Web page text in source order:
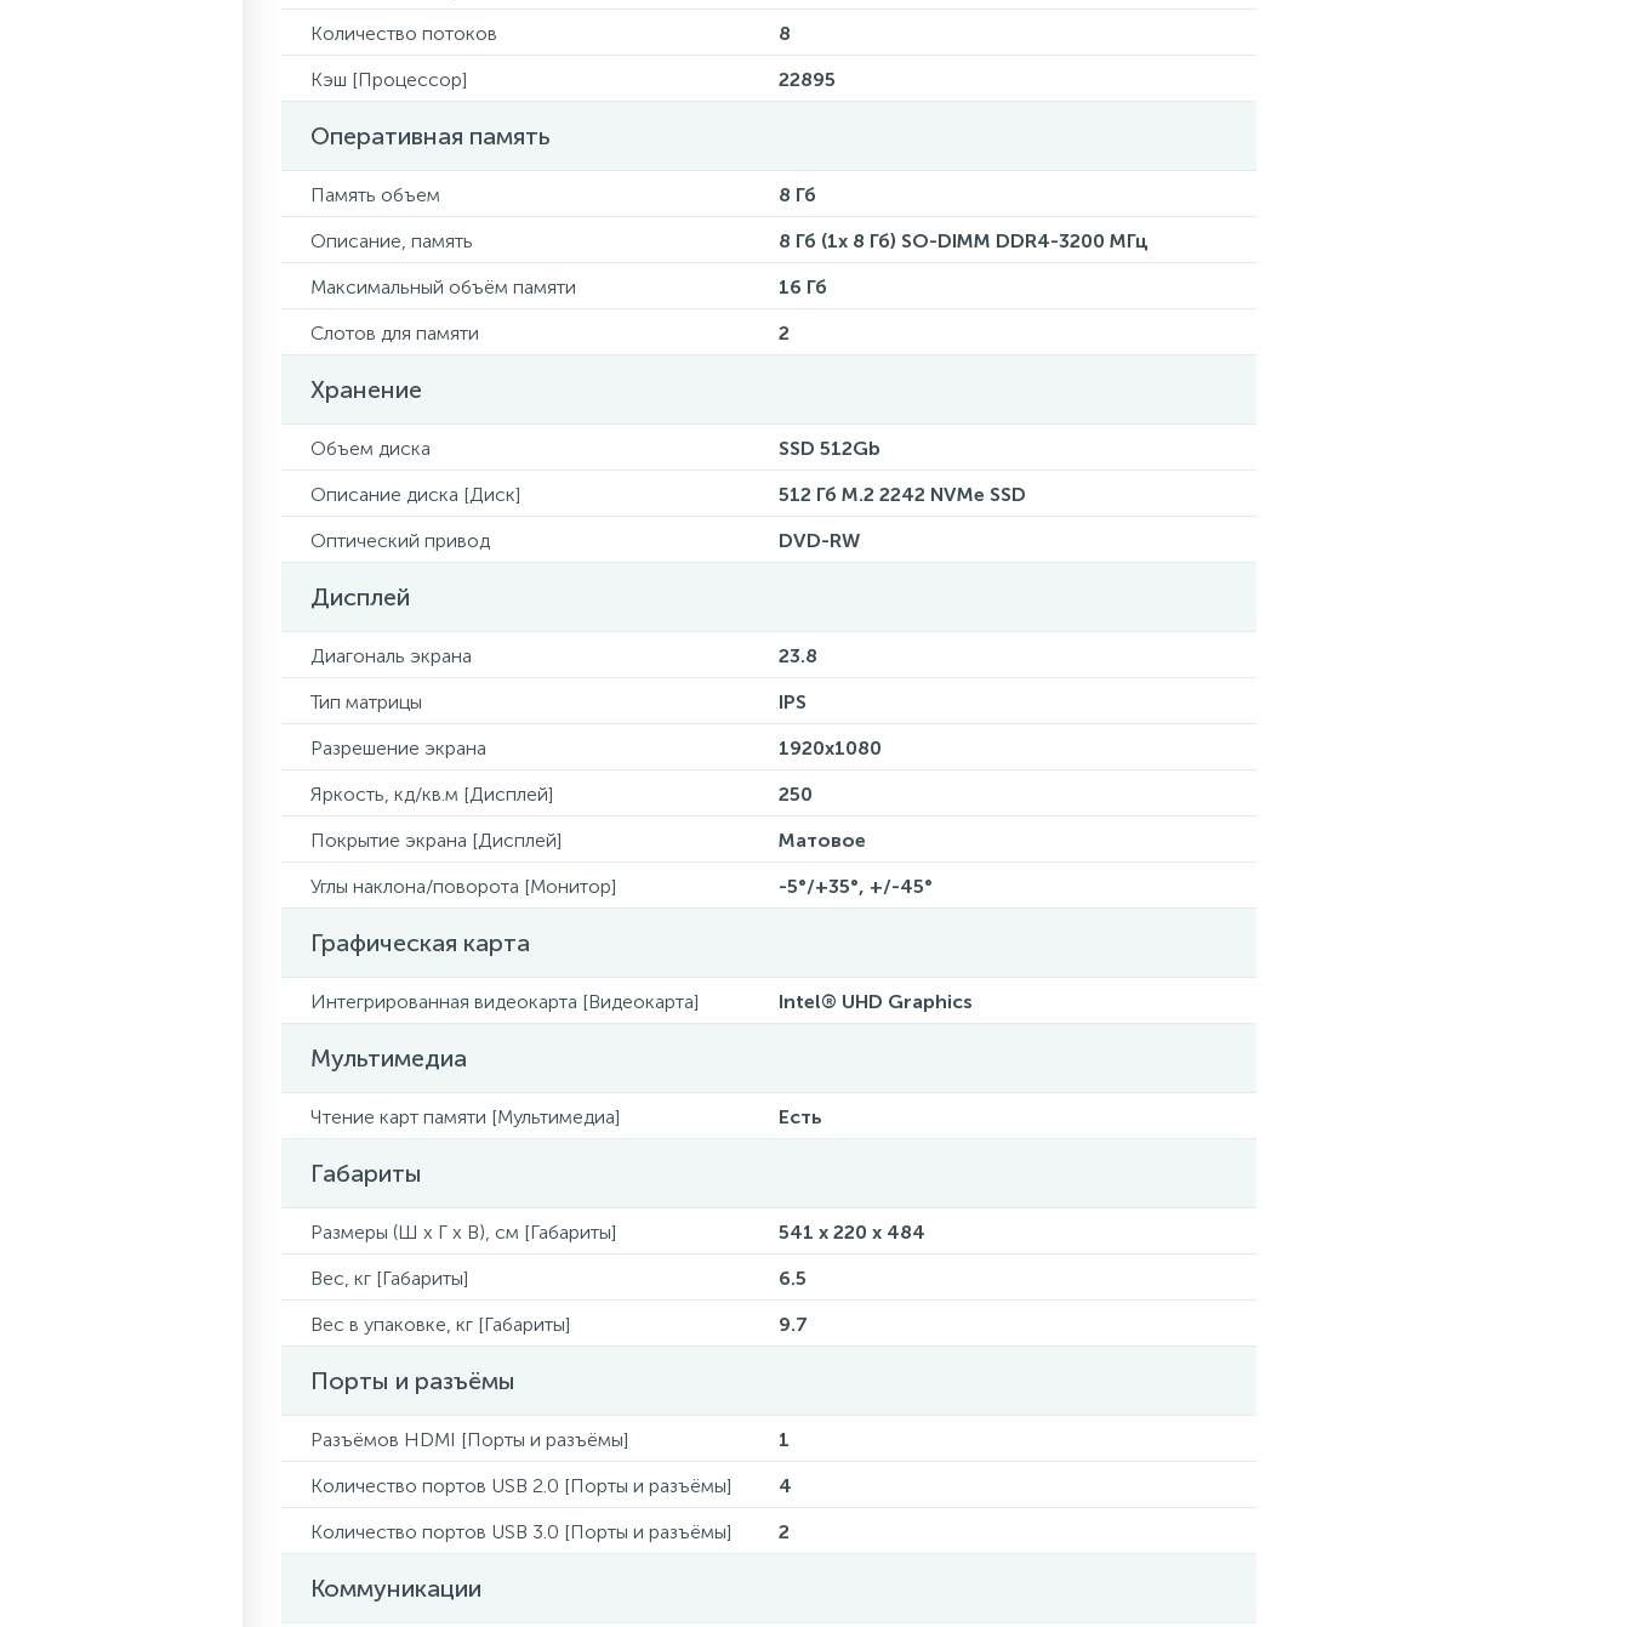
Количество потоков
8
Кэш [Процессор]
22895
Оперативная память
Память объем
8 Гб
Описание, память
8 Гб (1x 8 Гб) SO-DIMM DDR4-3200 МГц
Максимальный объём памяти
16 Гб
Слотов для памяти
2
Хранение
Объем диска
SSD 512Gb
Описание диска [Диск]
512 Гб M.2 2242 NVMe SSD
Оптический привод
DVD-RW
Дисплей
Диагональ экрана
23.8
Тип матрицы
IPS
Разрешение экрана
1920х1080
Яркость, кд/кв.м [Дисплей]
250
Покрытие экрана [Дисплей]
Матовое
Углы наклона/поворота [Монитор]
-5°/+35°, +/-45°
Графическая карта
Интегрированная видеокарта [Видеокарта] Intel® UHD Graphics
Мультимедиа
Чтение карт памяти [Мультимедиа] Есть
Габариты
Размеры (Ш x Г x В), см [Габариты]
541 x 220 x 484
Вес, кг [Габариты]
6.5
Вес в упаковке, кг [Габариты]
9.7
Порты и разъёмы
Разъёмов HDMI [Порты и разъёмы]
1
Количество портов USB 2.0 [Порты и разъёмы]
4
Количество портов USB 3.0 [Порты и разъёмы]
2
Коммуникации